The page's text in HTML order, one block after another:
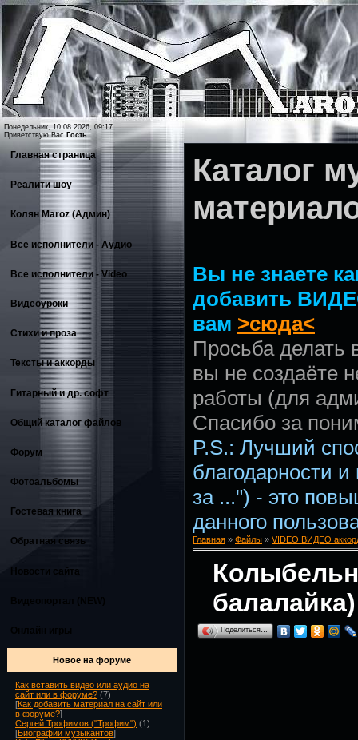
Понедельник, 10.08.2026, 09:17
Приветствую Вас Гость
Главная страница
Реалити шоу
Колян Maroz (Админ)
Все исполнители - Аудио
Все исполнители - Video
Видеоуроки
Стихи и проза
Тексты и аккорды
Гитарный и др. софт
Общий каталог файлов
Форум
Фотоальбомы
Гостевая книга
Обратная связь
Новости сайта
Новое на форуме
Как вставить видео или аудио на
сайт или в форуме? (7)
[Как добавить материал на сайт или
в форуме?]
Сергей Трофимов ("Трофим") (1)
[Биографии музыкантов]
Каталог
Вы не знаете
добавить
вам >сюда<
Просьба делать
вы не создаёте
работы (для
Спасибо за
P.S.: Лучший
благодарности
за ...") - это
данного
Главная » Файлы » VIDEO ВИДЕО
балалайка)
Поделиться…